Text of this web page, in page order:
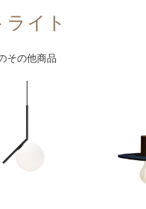
イト
その他商品